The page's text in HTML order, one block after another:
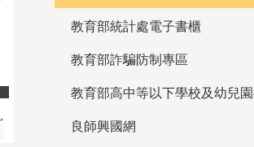
教育部統計處電子書櫃
教育部詐騙防制專區
良師興國網